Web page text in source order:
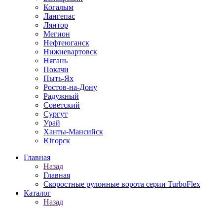
Когалым
Лангепас
Лянтор
Мегион
Нефтеюганск
Нижневартовск
Нягань
Покачи
Пыть-Ях
Рoстов-на-Дону
Радужный
Советский
Сургут
Урай
Ханты-Мансийск
Югорск
Главная
Назад
Главная
Скоростные рулонные ворота серии TurboFlex
Каталог
Назад